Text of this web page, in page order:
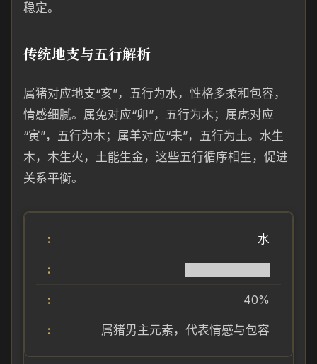
稳定。
传统地支与五行解析
属猪对应地支“亥”，五行为水，性格多柔和包容，
情感细腻。属兔对应“卯”，五行为木；属虎对应
“寅”，五行为木；属羊对应“未”，五行为土。水生
木，木生火，土能生金，这些五行循序相生，促进
关系平衡。
水
40%
属猪男主元素，代表情感与包容